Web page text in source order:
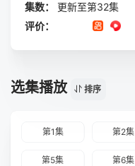
集数：
更新至第32集
评价：
选集播放 排序
第1集 第2集
第5集 第6集